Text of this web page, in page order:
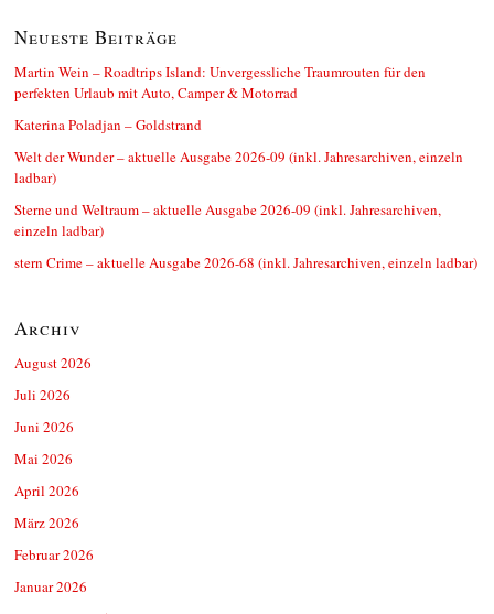
Neueste Beiträge
Martin Wein – Roadtrips Island: Unvergessliche Traumrouten für den
perfekten Urlaub mit Auto, Camper & Motorrad
Katerina Poladjan – Goldstrand
Welt der Wunder – aktuelle Ausgabe 2026-09 (inkl. Jahresarchiven, einzeln
ladbar)
Sterne und Weltraum – aktuelle Ausgabe 2026-09 (inkl. Jahresarchiven,
einzeln ladbar)
stern Crime – aktuelle Ausgabe 2026-68 (inkl. Jahresarchiven, einzeln ladbar)
Archiv
August 2026
Juli 2026
Juni 2026
Mai 2026
April 2026
März 2026
Februar 2026
Januar 2026